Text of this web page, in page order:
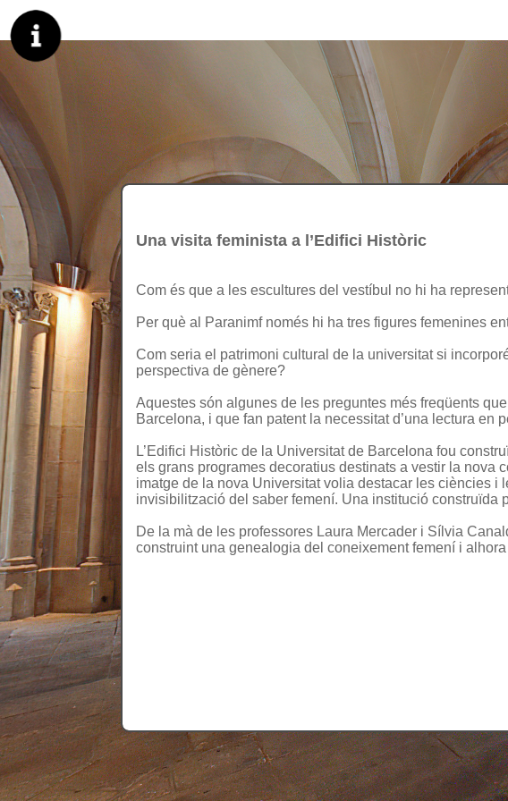
Una visita feminista a l’Edifici Històric
Com és que a les escultures del vestíbul no hi ha
Per què al Paranimf només hi ha tres figures femenines
Com seria el patrimoni cultural de la universitat si
perspectiva de gènere?
Aquestes són algunes de les preguntes més freqüents
Barcelona, i que fan patent la necessitat d’una lectura en
L’Edifici Històric de la Universitat de Barcelona fou
els grans programes decoratius destinats a vestir la nova
imatge de la nova Universitat volia destacar les ciències i
invisibilització del saber femení. Una institució construïda
De la mà de les professores Laura Mercader i Sílvia
construint una genealogia del coneixement femení i